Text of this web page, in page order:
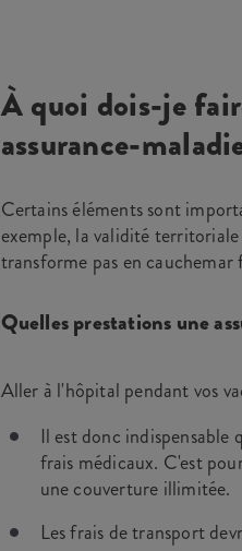
À quoi dois-je
assurance-
Certains éléments sont
exemple, la validité
transforme pas en cauchemar
Quelles prestations une
Aller à l'hôpital pendant vos
Il est donc indispensable
frais médicaux. C'est
une couverture illimitée.
Les frais de transport